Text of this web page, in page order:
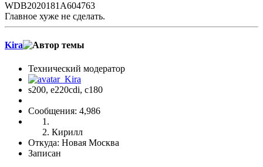
WDB2020181A604763
Главное хуже не сделать.
Kira
Технический модератор
s200, е220cdi, с180
Сообщения: 4,986
Кирилл
Откуда: Новая Москва
Записан